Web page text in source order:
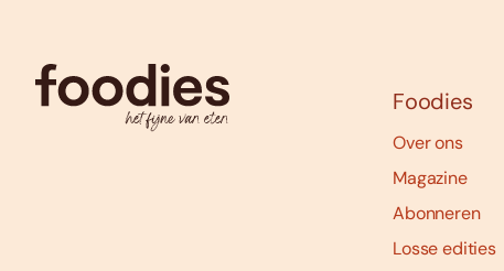
Foodies
Over ons
Magazine
Abonneren
Losse edities